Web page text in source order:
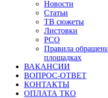
Новости
Статьи
ТВ сюжеты
Листовки
РСО
Правила
площадках
ВАКАНСИИ
ВОПРОС-ОТВЕТ
КОНТАКТЫ
ОПЛАТА ТКО